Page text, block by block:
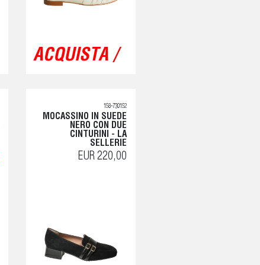
ACQUISTA /
158-730152
MOCASSINO IN SUEDE
NERO CON DUE
CINTURINI - LA
SELLERIE
EUR 220,00